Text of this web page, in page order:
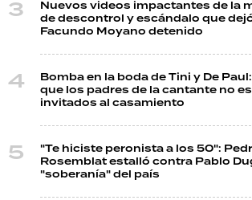
Nuevos videos impactantes de la
de descontrol y escándalo que
Facundo Moyano detenido
Bomba en la boda de Tini y De
que los padres de la cantante no
invitados al casamiento
"Te hiciste peronista a los 50":
Rosemblat estalló contra Pablo
"soberanía" del país